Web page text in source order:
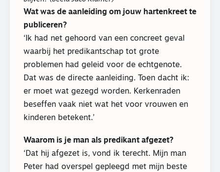
Wat was de aanleiding om jouw hartenkreet te
publiceren?
‘Ik had net gehoord van een concreet geval
waarbij het predikantschap tot grote
problemen had geleid voor de echtgenote.
Dat was de directe aanleiding. Toen dacht ik:
er moet wat gezegd worden. Kerkenraden
beseffen vaak niet wat het voor vrouwen en
kinderen betekent.’
Waarom is je man als predikant afgezet?
‘Dat hij afgezet is, vond ik terecht. Mijn man
Peter had overspel gepleegd met mijn beste